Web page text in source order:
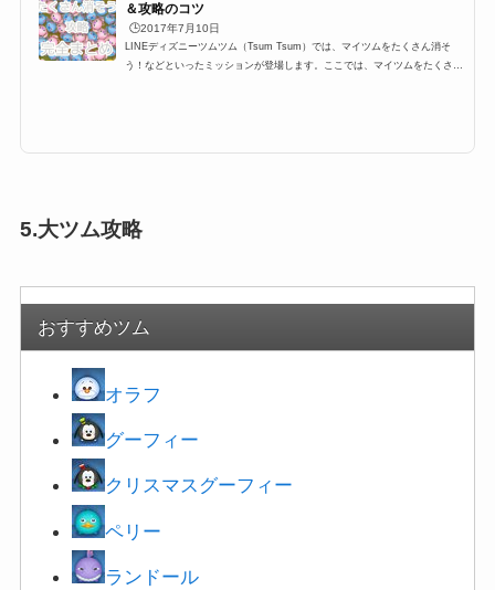
＆攻略のコツ
🕒️2017年7月10日
LINEディズニーツムツム（Tsum Tsum）では、マイツムをたくさん消そ
う！などといったミッションが登場します。ここでは、マイツムをたくさん
5.大ツム攻略
おすすめツム
オラフ
グーフィー
クリスマスグーフィー
ペリー
ランドール